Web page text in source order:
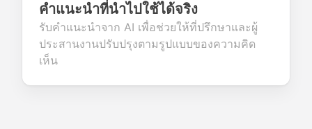
คำแนะนำที่นำไปใช้ได้จริง
รับคำแนะนำจาก AI เพื่อช่วยให้ที่ปรึกษาและผู้
ประสานงานปรับปรุงตามรูปแบบของความคิด
เห็น